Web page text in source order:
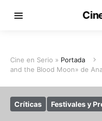
Cine en Serio » Portada
and the Blood Moon» de
Críticas Festivales y